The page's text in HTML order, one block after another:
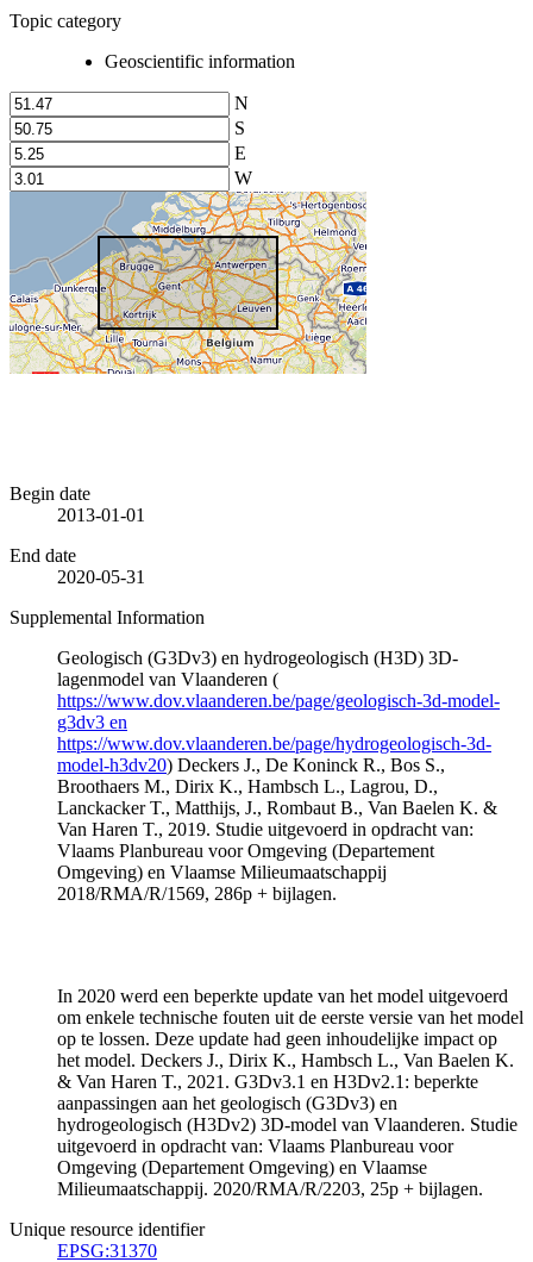
Topic category
Geoscientific information
N
S
E
W
Begin date
2013-01-01
End date
2020-05-31
Supplemental Information
Geologisch (G3Dv3) en hydrogeologisch (H3D) 3D-
lagenmodel van Vlaanderen (
https://www.dov.vlaanderen.be/page/geologisch-3d-model-
g3dv3 en
https://www.dov.vlaanderen.be/page/hydrogeologisch-3d-
model-h3dv20) Deckers J., De Koninck R., Bos S.,
Broothaers M., Dirix K., Hambsch L., Lagrou, D.,
Lanckacker T., Matthijs, J., Rombaut B., Van Baelen K. &
Van Haren T., 2019. Studie uitgevoerd in opdracht van:
Vlaams Planbureau voor Omgeving (Departement
Omgeving) en Vlaamse Milieumaatschappij
2018/RMA/R/1569, 286p + bijlagen.
In 2020 werd een beperkte update van het model uitgevoerd
om enkele technische fouten uit de eerste versie van het model
op te lossen. Deze update had geen inhoudelijke impact op
het model. Deckers J., Dirix K., Hambsch L., Van Baelen K.
& Van Haren T., 2021. G3Dv3.1 en H3Dv2.1: beperkte
aanpassingen aan het geologisch (G3Dv3) en
hydrogeologisch (H3Dv2) 3D-model van Vlaanderen. Studie
uitgevoerd in opdracht van: Vlaams Planbureau voor
Omgeving (Departement Omgeving) en Vlaamse
Milieumaatschappij. 2020/RMA/R/2203, 25p + bijlagen.
Unique resource identifier
EPSG:31370